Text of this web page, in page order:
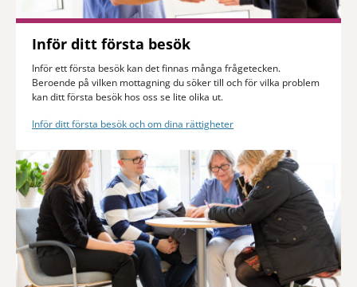
Inför ditt första besök
Inför ett första besök kan det finnas många frågetecken.
Beroende på vilken mottagning du söker till och för vilka problem
kan ditt första besök hos oss se lite olika ut.
Inför ditt första besök och om dina rättigheter